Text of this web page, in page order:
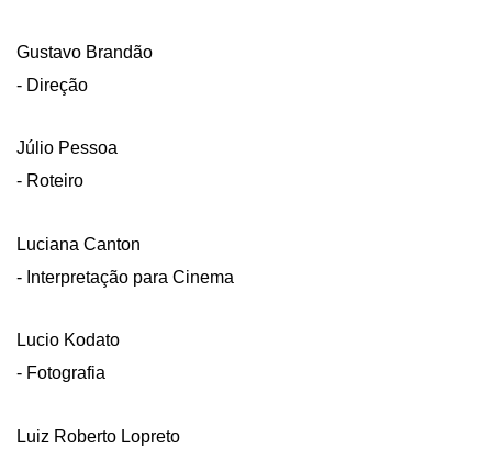
Gustavo Brandão
- Direção
Júlio Pessoa
- Roteiro
Luciana Canton
- Interpretação para Cinema
Lucio Kodato
- Fotografia
Luiz Roberto Lopreto